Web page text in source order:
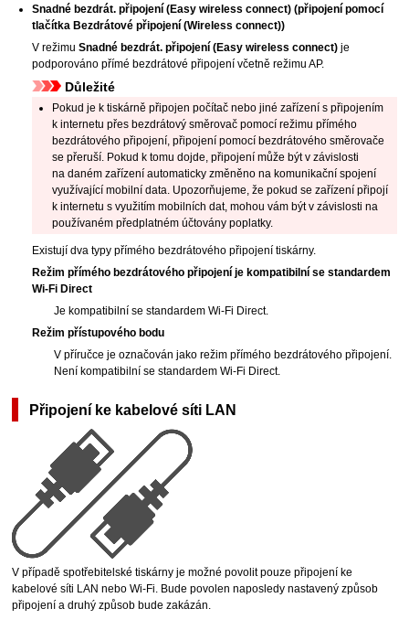
Snadné bezdrát. připojení (Easy wireless connect) (připojení pomocí
tlačítkaBezdrátové připojení (Wireless connect))
V režimuSnadné bezdrát. připojení (Easy wireless connect) je
podporováno přímé bezdrátové připojení včetně režimu AP.
Důležité
Pokud je k tiskárně připojen počítač nebo jiné zařízení s připojením
k internetu přes bezdrátový směrovač pomocí režimu přímého
bezdrátového připojení, připojení pomocí bezdrátového směrovače
se přeruší. Pokud k tomu dojde, připojení může být v závislosti
na daném zařízení automaticky změněno na komunikační spojení
využívající mobilní data. Upozorňujeme, že pokud se zařízení připojí
k internetu s využitím mobilních dat, mohou vám být v závislosti na
používaném předplatném účtovány poplatky.
Existují dva typy přímého bezdrátového připojenítiskárny.
Režim přímého bezdrátového připojení je kompatibilní se standardem
Wi-Fi Direct
Je kompatibilní se standardemWi-Fi Direct.
Režim přístupového bodu
V příručce je označován jako režim přímého bezdrátového připojení.
Není kompatibilní se standardemWi-Fi Direct.
Připojení ke kabelové síti LAN
V případě spotřebitelskétiskárny je možné povolit pouze připojení ke
kabelové síti LAN nebo Wi-Fi. Bude povolen naposledy nastavený způsob
připojení a druhý způsob bude zakázán.